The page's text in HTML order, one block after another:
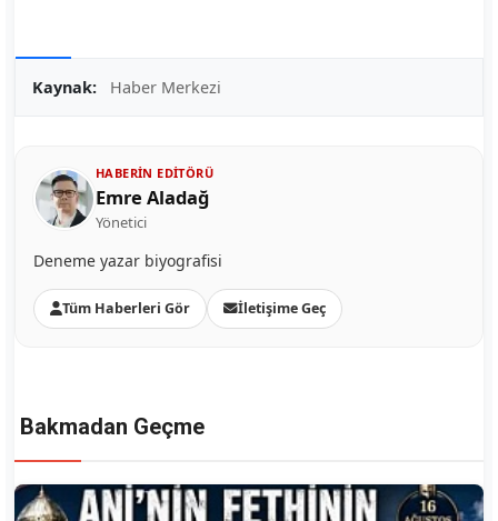
Kaynak: Haber Merkezi
HABERIN EDITÖRÜ
Emre Aladağ
Yönetici
Deneme yazar biyografisi
Tüm Haberleri Gör İletişime Geç
Bakmadan Geçme